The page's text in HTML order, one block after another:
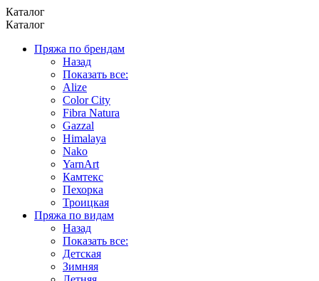
Каталог
Каталог
Пряжа по брендам
Назад
Показать все:
Alize
Color City
Fibra Natura
Gazzal
Himalaya
Nako
YarnArt
Камтекс
Пехорка
Троицкая
Пряжа по видам
Назад
Показать все:
Детская
Зимняя